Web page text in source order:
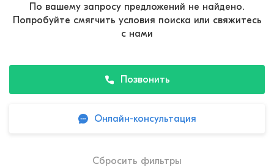
По вашему запросу предложений не найдено.
Попробуйте смягчить условия поиска или свяжитесь
с нами
Позвонить
Онлайн-консультация
Сбросить фильтры